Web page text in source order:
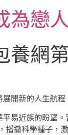
為戀人
養網
開新的人生航程
易近族的盼望
播撒科學種子，